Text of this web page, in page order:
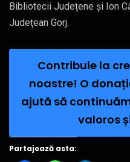
Bibliotecii Județene și Ion
Județean Gorj.
Contribuie la
noastre! O
ajută să
valoros
Partajează asta: